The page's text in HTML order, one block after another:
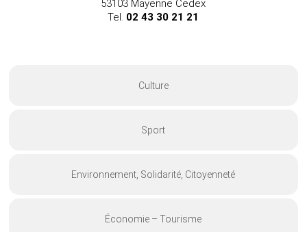
53103 Mayenne Cedex
Tel. 02 43 30 21 21
Culture
Sport
Environnement, Solidarité, Citoyenneté
Économie – Tourisme